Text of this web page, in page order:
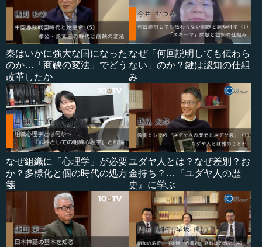
秦はいかに強大な国になった
のか…「商鞅の変法」でどう
改革したか
なぜ「何回説明しても伝わら
ない」のか？鍵は認知の仕組
み
なぜ組織に「心理学」が必要
か？多様化と個の時代の処方
箋
ユダヤ人とは？なぜ差別？お
金持ち？…『ユダヤ人の歴
史』に学ぶ